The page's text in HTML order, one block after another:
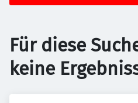
Für diese
keine